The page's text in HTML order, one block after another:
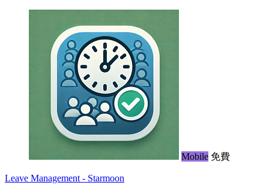
Mobile 免費
Leave Management - Starmoon